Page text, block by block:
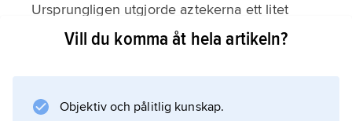
Ursprungligen utgjorde aztekerna ett litet
(halv-)nomadiserande folk, möjligen med
(’hundfolket’), som på 1000- och 1100-talen
Vill du komma åt hela artikeln?
Objektiv och pålitlig kunskap.